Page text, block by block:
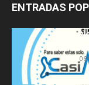
ENTRADAS